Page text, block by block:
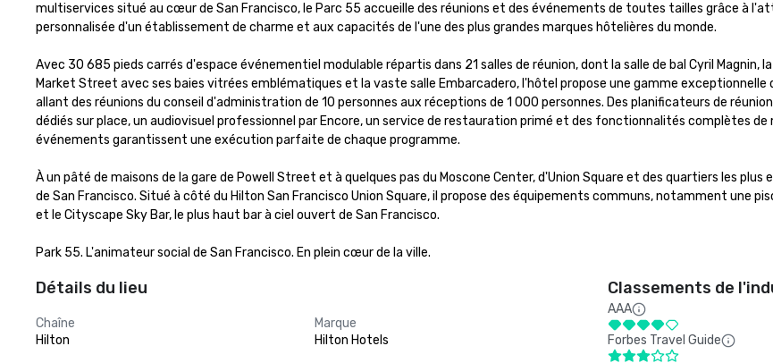
multiservices situé au cœur de San Francisco, le Parc 55 accueille des réunions et des événements de toutes tailles grâce à
personnalisée d'un établissement de charme et aux capacités de l'une des plus grandes marques hôtelières du monde.
Avec 30 685 pieds carrés d'espace événementiel modulable répartis dans 21 salles de réunion, dont la salle de bal Cyril Magnin,
Market Street avec ses baies vitrées emblématiques et la vaste salle Embarcadero, l'hôtel propose une gamme exceptionnelle
allant des réunions du conseil d'administration de 10 personnes aux réceptions de 1 000 personnes. Des planificateurs de
dédiés sur place, un audiovisuel professionnel par Encore, un service de restauration primé et des fonctionnalités complètes de
événements garantissent une exécution parfaite de chaque programme.
À un pâté de maisons de la gare de Powell Street et à quelques pas du Moscone Center, d'Union Square et des quartiers les plus
de San Francisco. Situé à côté du Hilton San Francisco Union Square, il propose des équipements communs, notamment une
et le Cityscape Sky Bar, le plus haut bar à ciel ouvert de San Francisco.
Park 55. L'animateur social de San Francisco. En plein cœur de la ville.
Détails du lieu
Chaîne
Hilton
Marque
Hilton Hotels
Classements de
AAA
Forbes Travel Guide